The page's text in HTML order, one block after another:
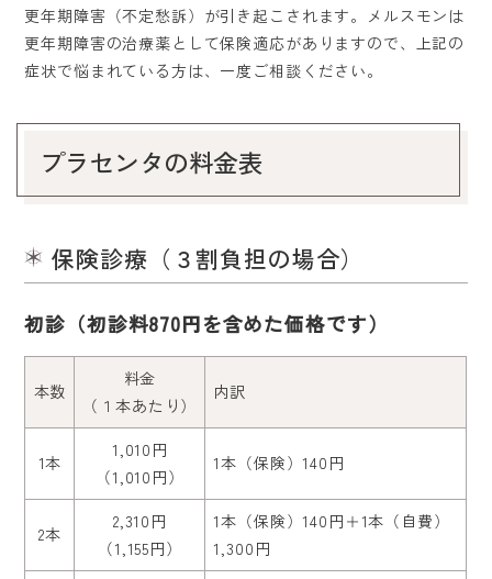
更年期障害（不定愁訴）が引き起こされます。メルスモンは
更年期障害の治療薬として保険適応がありますので、上記の
症状で悩まれている方は、一度ご相談ください。
プラセンタの料金表
保険診療（３割負担の場合）
初診（初診料870円を含めた価格です）
本数
料金
（１本あたり）
内訳
1本
1,010円
（1,010円）
1本（保険）140円
2本
2,310円
（1,155円）
1本（保険）140円＋1本（自費）
1,300円